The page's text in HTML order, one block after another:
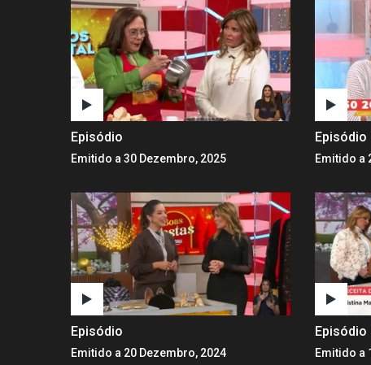
Episódio
Emitido a 30 Dezembro, 2025
Episódio
Emitido a
Episódio
Emitido a 20 Dezembro, 2024
Episódio
Emitido a